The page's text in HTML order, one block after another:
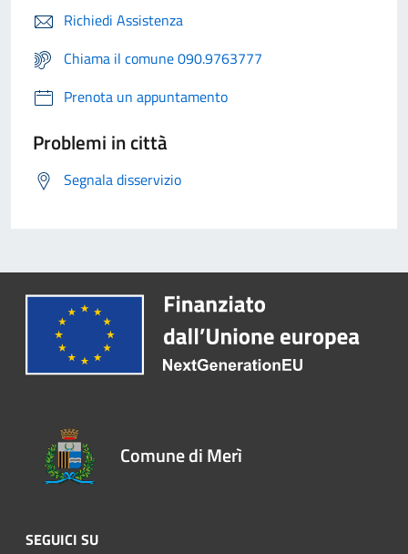
Richiedi Assistenza
Chiama il comune 090.9763777
Prenota un appuntamento
Problemi in città
Segnala disservizio
Comune di Merì
SEGUICI SU